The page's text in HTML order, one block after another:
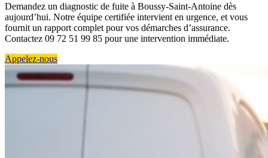
Demandez un diagnostic de fuite à Boussy-Saint-Antoine dès
aujourd’hui. Notre équipe certifiée intervient en urgence, et vous
fournit un rapport complet pour vos démarches d’assurance.
Contactez 09 72 51 99 85 pour une intervention immédiate.
Appelez-nous